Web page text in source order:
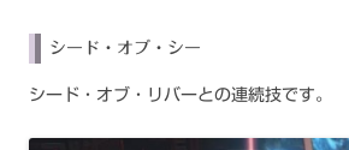
シード・オブ・シー
シード・オブ・リバーとの連続技です。